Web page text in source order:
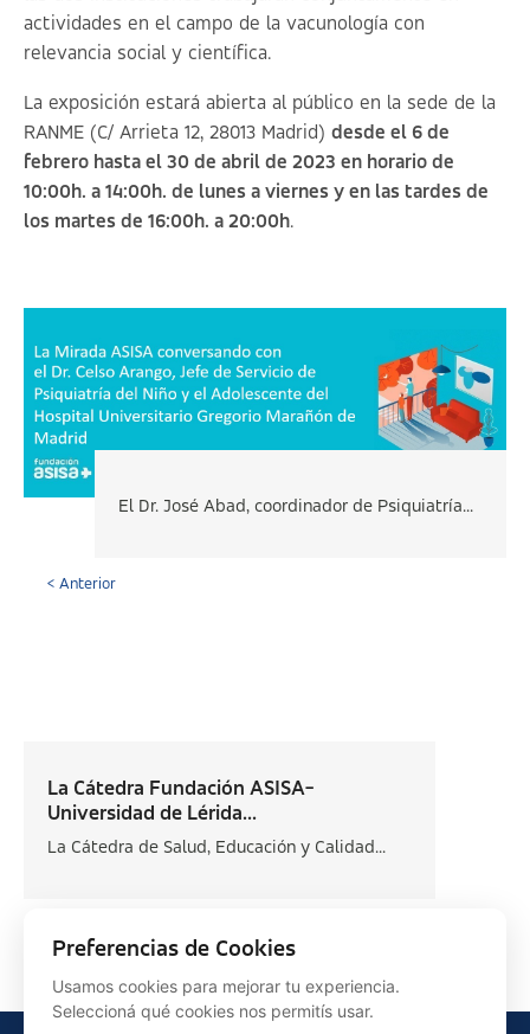
actividades en el campo de la vacunología con
relevancia social y científica.
La exposición estará abierta al público en la sede de la
RANME (C/ Arrieta 12, 28013 Madrid) desde el 6 de
febrero hasta el 30 de abril de 2023 en horario de
10:00h. a 14:00h. de lunes a viernes y en las tardes de
los martes de 16:00h. a 20:00h.
El Dr. José Abad, coordinador de Psiquiatría...
< Anterior
La Cátedra Fundación ASISA-
Universidad de Lérida...
La Cátedra de Salud, Educación y Calidad...
Preferencias de Cookies
Usamos cookies para mejorar tu experiencia.
Seleccioná qué cookies nos permitís usar.